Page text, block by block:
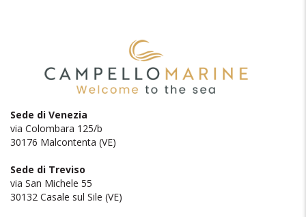
Sede di Venezia
via Colombara 125/b
30176 Malcontenta (VE)
Sede di Treviso
via San Michele 55
30132 Casale sul Sile (VE)